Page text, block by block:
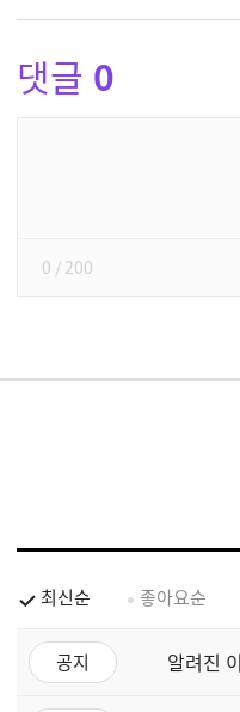
댓글 0
0 / 200
최신순 좋아요순
공지 알려진